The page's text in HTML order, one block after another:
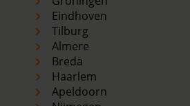
Eindhoven
Tilburg
Almere
Breda
Haarlem
Apeldoorn